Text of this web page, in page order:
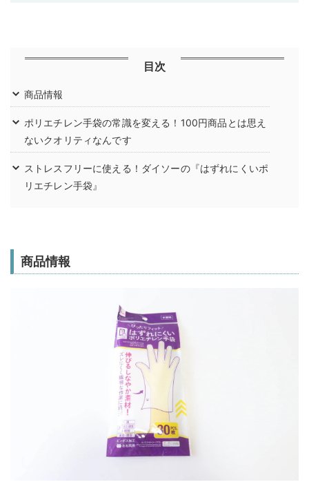
目次
商品情報
ポリエチレン手袋の常識を変える！100円商品とは思え
ないクオリティなんです
ストレスフリーに使える！ダイソーの『はずれにくいポ
リエチレン手袋』
商品情報